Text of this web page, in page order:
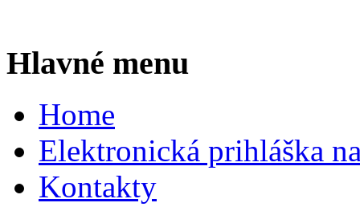
Hlavné menu
Home
Elektronická prihláška
Kontakty